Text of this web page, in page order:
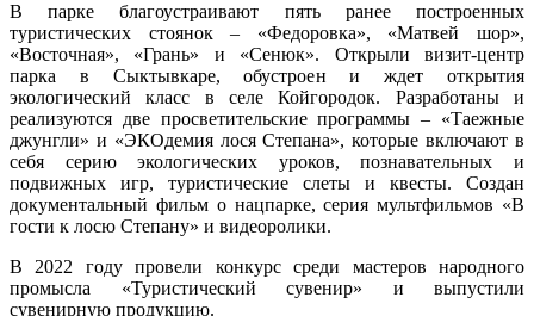
В парке благоустраивают пять ранее построенных
туристических стоянок – «Федоровка», «Матвей шор»,
«Восточная», «Грань» и «Сенюк». Открыли визит-центр
парка в Сыктывкаре, обустроен и ждет открытия
экологический класс в селе Койгородок. Разработаны и
реализуются две просветительские программы – «Таежные
джунгли» и «ЭКОдемия лося Степана», которые включают в
себя серию экологических уроков, познавательных и
подвижных игр, туристические слеты и квесты. Создан
документальный фильм о нацпарке, серия мультфильмов «В
гости к лосю Степану» и видеоролики.
В 2022 году провели конкурс среди мастеров народного
промысла «Туристический сувенир» и выпустили
сувенирную продукцию.